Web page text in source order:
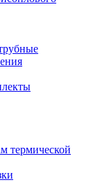
термической